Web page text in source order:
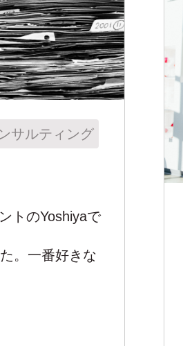
サルティング
トのYoshiyaで
。一番好きな